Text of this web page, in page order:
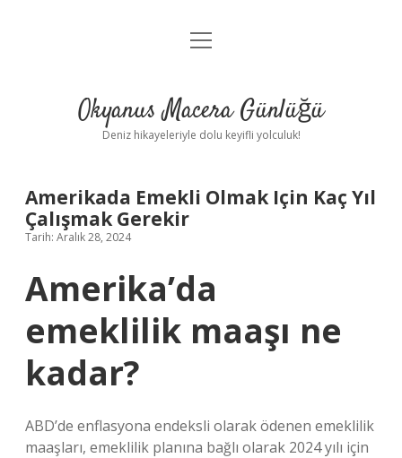
Anasayfa
Yasal Uyarı
menüyü
Okyanus Macera Günlüğü
Deniz hikayeleriyle dolu keyifli yolculuk!
Amerikada Emekli Olmak Için Kaç Yıl
Çalışmak Gerekir
Tarih: Aralık 28, 2024
Amerika’da
emeklilik maaşı ne
kadar?
ABD’de enflasyona endeksli olarak ödenen emeklilik
maaşları, emeklilik planına bağlı olarak 2024 yılı için